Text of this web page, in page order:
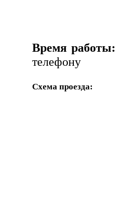
Время работы:
телефону
Схема проезда: